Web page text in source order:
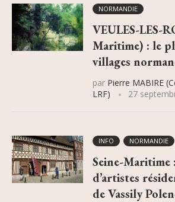
NORMANDIE
VEULES-LES-
Maritime) : le
villages
par Pierre MABIRE
LRF)
27
INFO NORMANDIE
Seine-Maritime
d’artistes
de Vassily